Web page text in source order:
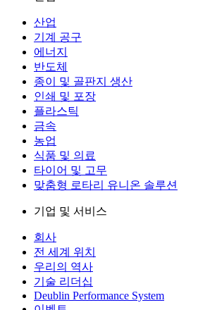
산업
기계 공구
에너지
반도체
종이 및 골판지 생산
인쇄 및 포장
플라스틱
금속
농업
식품 및 의료
타이어 및 고무
맞춤형 로타리 유니온 솔루션
기업 및 서비스
회사
전 세계 위치
우리의 역사
기술 리더십
Deublin Performance System